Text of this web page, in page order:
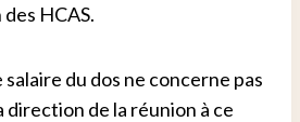
HCAS.
du dos ne concerne pas
direction de la réunion à ce